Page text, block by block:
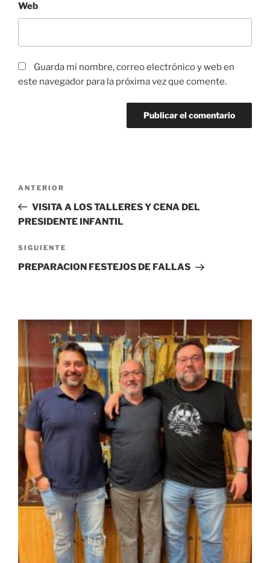
Web
Guarda mi nombre, correo electrónico y web en
este navegador para la próxima vez que comente.
entradas
Entrada
anterior:
ANTERIOR
VISITA A LOS TALLERES Y CENA DEL
PRESIDENTE INFANTIL
Siguiente
entrada
SIGUIENTE
PREPARACION FESTEJOS DE FALLAS